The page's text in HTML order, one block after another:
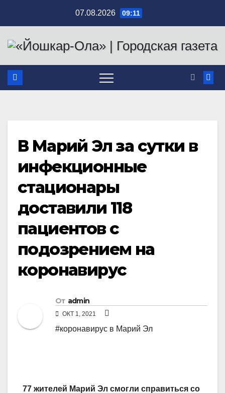
содержимому
07.08.2026 09:11
В Марий Эл за сутки в
инфекционные
стационары
доставили 118
пациентов с
подозрением на
коронавирус
От admin
ОКТ 1, 2021
#коронавирус в Марий Эл
77 жителей Марий Эл смогли справиться со